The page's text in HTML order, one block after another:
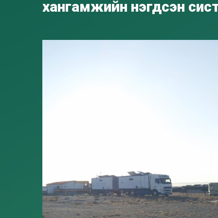
хангамжийн нэгдсэн